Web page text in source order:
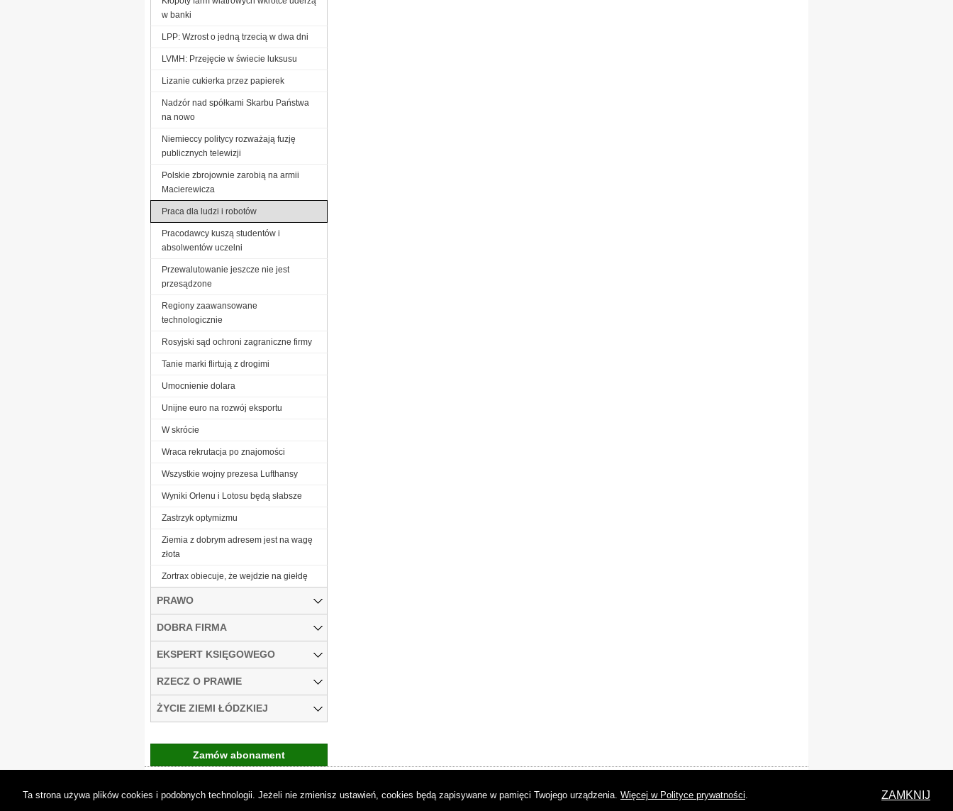
w banki
LPP: Wzrost o jedną trzecią w dwa dni
LVMH: Przejęcie w świecie luksusu
Lizanie cukierka przez papierek
Nadzór nad spółkami Skarbu Państwa
na nowo
Niemieccy politycy rozważają fuzję
publicznych telewizji
Polskie zbrojownie zarobią na armii
Macierewicza
Praca dla ludzi i robotów
Pracodawcy kuszą studentów i
absolwentów uczelni
Przewalutowanie jeszcze nie jest
przesądzone
Regiony zaawansowane
technologicznie
Rosyjski sąd ochroni zagraniczne firmy
Tanie marki flirtują z drogimi
Umocnienie dolara
Unijne euro na rozwój eksportu
W skrócie
Wraca rekrutacja po znajomości
Wszystkie wojny prezesa Lufthansy
Wyniki Orlenu i Lotosu będą słabsze
Zastrzyk optymizmu
Ziemia z dobrym adresem jest na wagę
złota
Zortrax obiecuje, że wejdzie na giełdę
PRAWO
DOBRA FIRMA
EKSPERT KSIĘGOWEGO
RZECZ O PRAWIE
ŻYCIE ZIEMI ŁÓDZKIEJ
Zamów abonament
Ta strona używa plików cookies i podobnych technologii. Jeżeli nie zmienisz ustawień, cookies będą zapisywane w pamięci Twojego urządzenia. Więcej w Polityce prywatności. ZAMKNIJ